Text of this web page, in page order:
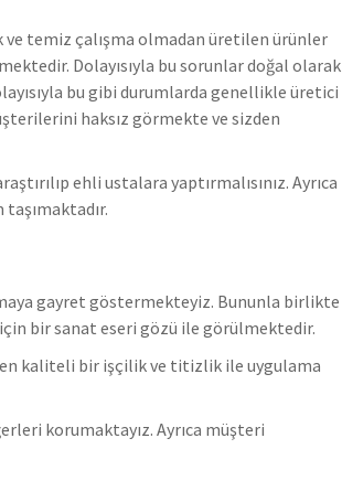
ve temiz çalışma olmadan üretilen ürünler
Dolayısıyla bu sorunlar doğal olarak
bu gibi durumlarda genellikle üretici
haksız görmekte ve sizden
ehli ustalara yaptırmalısınız. Ayrıca
gayret göstermekteyiz. Bununla birlikte
bir sanat eseri gözü ile görülmektedir.
en kaliteli bir işçilik ve titizlik ile uygulama
korumaktayız. Ayrıca müşteri